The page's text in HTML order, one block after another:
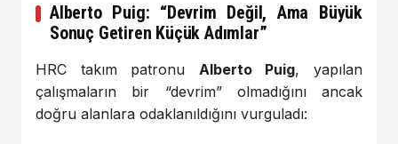
Alberto Puig: “Devrim Değil, Ama Büyük
Sonuç Getiren Küçük Adımlar”
HRC takım patronu Alberto Puig, yapılan
çalışmaların bir “devrim” olmadığını ancak
doğru alanlara odaklanıldığını vurguladı: